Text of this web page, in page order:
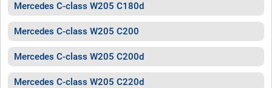
Mercedes C-class W205 C180d
Mercedes C-class W205 C200
Mercedes C-class W205 C200d
Mercedes C-class W205 C220d